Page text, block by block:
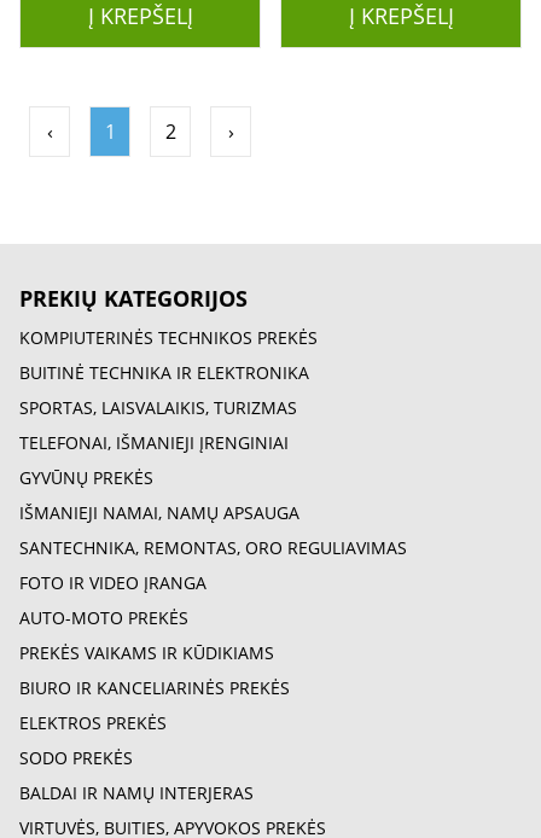
Į KREPŠELĮ Į KREPŠELĮ
‹ 1 2 ›
PREKIŲ KATEGORIJOS
KOMPIUTERINĖS TECHNIKOS PREKĖS
BUITINĖ TECHNIKA IR ELEKTRONIKA
SPORTAS, LAISVALAIKIS, TURIZMAS
TELEFONAI, IŠMANIEJI ĮRENGINIAI
GYVŪNŲ PREKĖS
IŠMANIEJI NAMAI, NAMŲ APSAUGA
SANTECHNIKA, REMONTAS, ORO REGULIAVIMAS
FOTO IR VIDEO ĮRANGA
AUTO-MOTO PREKĖS
PREKĖS VAIKAMS IR KŪDIKIAMS
BIURO IR KANCELIARINĖS PREKĖS
ELEKTROS PREKĖS
SODO PREKĖS
BALDAI IR NAMŲ INTERJERAS
VIRTUVĖS, BUITIES, APYVOKOS PREKĖS